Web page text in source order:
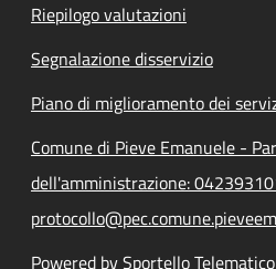
Riepilogo valutazioni
Segnalazione disservizio
Piano di miglioramento dei
Comune di Pieve Emanuele -
dell'amministrazione:
Powered by Sportello